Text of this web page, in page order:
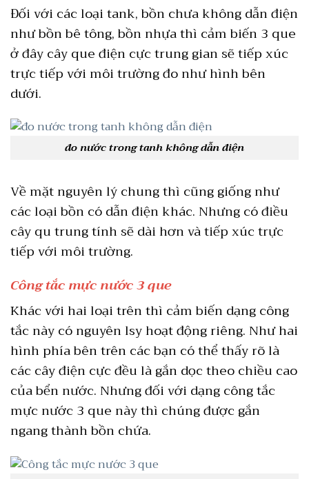
Đối với các loại tank, bồn chưa không dẫn điện
như bồn bê tông, bồn nhựa thì cảm biến 3 que
ở đây cây que điện cực trung gian sẽ tiếp xúc
trực tiếp với môi trường đo như hình bên
dưới.
đo nước trong tanh không dẫn điện
Về mặt nguyên lý chung thì cũng giống như
các loại bồn có dẫn điện khác. Nhưng có điều
cây qu trung tính sẽ dài hơn và tiếp xúc trực
tiếp với môi trường.
Công tắc mực nước 3 que
Khác với hai loại trên thì cảm biến dạng công
tắc này có nguyên lsy hoạt động riêng. Như hai
hình phía bên trên các bạn có thể thấy rõ là
các cây điện cực đều là gắn dọc theo chiều cao
của bển nước. Nhưng đối với dạng công tắc
mực nước 3 que này thì chúng được gắn
ngang thành bồn chứa.